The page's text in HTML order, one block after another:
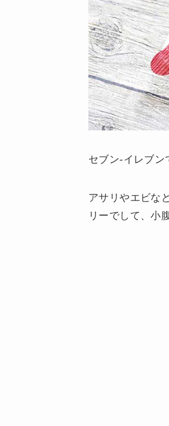
セブン-イレブン
アサリやエビな
リーでして、小